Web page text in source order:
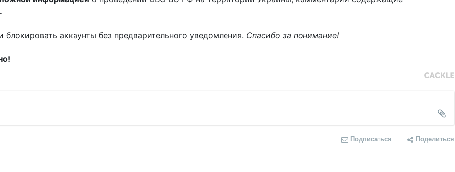
аккаунты без предварительного уведомления. Спасибо за понимание!
Подписаться Поделиться